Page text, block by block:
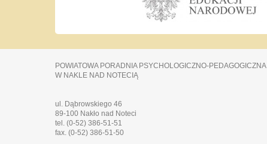
POWIATOWA PORADNIA PSYCHOLOGICZNO-PEDAGOGICZNA
W NAKLE NAD NOTECIĄ
ul. Dąbrowskiego 46
89-100 Nakło nad Noteci
tel. (0-52) 386-51-51
fax. (0-52) 386-51-50